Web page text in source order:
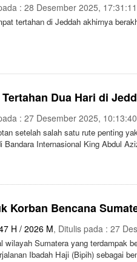
: 28 Desember 2025, 17:31:11
tertahan di Jeddah akhirnya
Dua Hari di
: 27 Desember 2025, 10:13:40
setelah salah satu rute penting
Bandara Internasional King Abdul
Korban Bencana
H / 2026 M, Ditulis pada : 27
wilayah Sumatera yang terdampak
Ibadah Haji (Bipih) sebagai